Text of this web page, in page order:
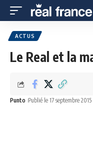
ACTUS
Le Real et la
Punto Publié le 17 septembre 2015